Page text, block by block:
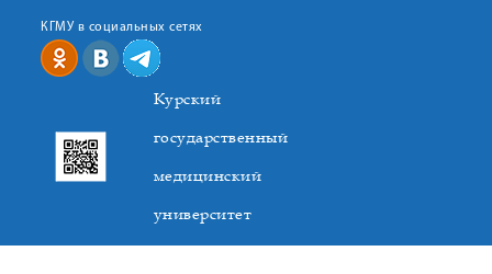
КГМУ в социальных сетях
Курский
государственный
медицинский
университет